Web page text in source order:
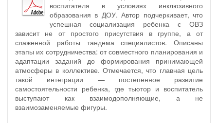
воспитателя в условиях инклюзивного
образования в ДОУ. Автор подчеркивает, что
успешная социализация ребенка с ОВЗ
зависит не от простого присутствия в группе, а от
слаженной работы тандема специалистов. Описаны
этапы их сотрудничества: от совместного планирования и
адаптации заданий до формирования принимающей
атмосферы в коллективе. Отмечается, что главная цель
такой интеграции — постепенное развитие
самостоятельности ребенка, где тьютор и воспитатель
выступают как взаимодополняющие, а не
взаимозаменяемые фигуры.